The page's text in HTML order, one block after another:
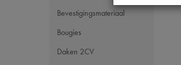
Bevestigingsmateriaal
Bougies
Daken 2CV